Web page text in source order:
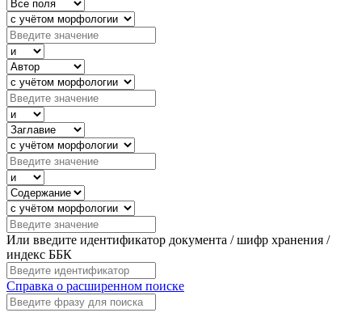
Или введите идентификатор документа / шифр хранения /
индекс ББК
Справка о расширенном поиске